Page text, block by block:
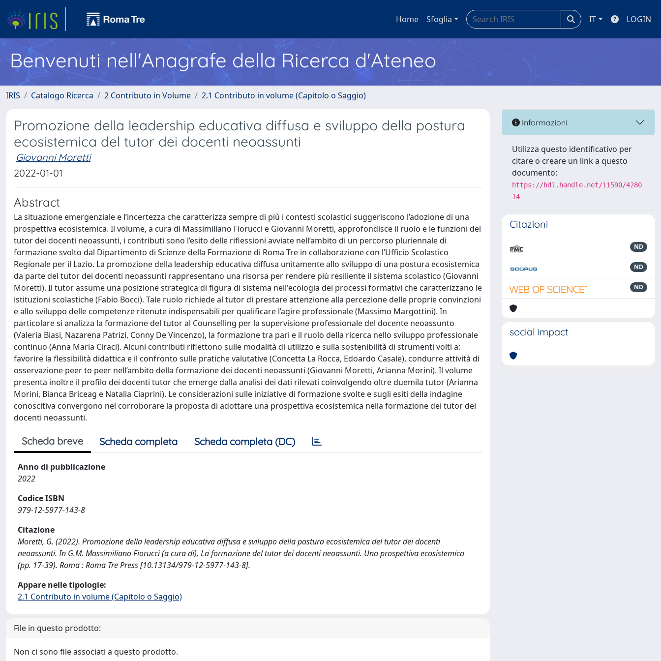
Home Sfoglia IT LOGIN
Benvenuti nell'Anagrafe della Ricerca d'Ateneo
IRIS Catalogo Ricerca 2 Contributo in Volume 2.1 Contributo in volume (Capitolo o Saggio)
Promozione della leadership educativa diffusa e sviluppo della postura
ecosistemica del tutor dei docenti neoassunti
Giovanni Moretti
2022-01-01
Abstract
La situazione emergenziale e l’incertezza che caratterizza sempre di più i contesti scolastici suggeriscono l’adozione di una
prospettiva ecosistemica. Il volume, a cura di Massimiliano Fiorucci e Giovanni Moretti, approfondisce il ruolo e le funzioni del
tutor dei docenti neoassunti, i contributi sono l’esito delle riflessioni avviate nell’ambito di un percorso pluriennale di
formazione svolto dal Dipartimento di Scienze della Formazione di Roma Tre in collaborazione con l’Ufficio Scolastico
Regionale per il Lazio. La promozione della leadership educativa diffusa unitamente allo sviluppo di una postura ecosistemica
da parte del tutor dei docenti neoassunti rappresentano una risorsa per rendere più resiliente il sistema scolastico (Giovanni
Moretti). Il tutor assume una posizione strategica di figura di sistema nell'ecologia dei processi formativi che caratterizzano le
istituzioni scolastiche (Fabio Bocci). Tale ruolo richiede al tutor di prestare attenzione alla percezione delle proprie convinzioni
e allo sviluppo delle competenze ritenute indispensabili per qualificare l’agire professionale (Massimo Margottini). In
particolare si analizza la formazione del tutor al Counselling per la supervisione professionale del docente neoassunto
(Valeria Biasi, Nazarena Patrizi, Conny De Vincenzo), la formazione tra pari e il ruolo della ricerca nello sviluppo professionale
continuo (Anna Maria Ciraci). Alcuni contributi riflettono sulle modalità di utilizzo e sulla sostenibilità di strumenti volti a:
favorire la flessibilità didattica e il confronto sulle pratiche valutative (Concetta La Rocca, Edoardo Casale), condurre attività di
osservazione peer to peer nell’ambito della formazione dei docenti neoassunti (Giovanni Moretti, Arianna Morini). Il volume
presenta inoltre il profilo dei docenti tutor che emerge dalla analisi dei dati rilevati coinvolgendo oltre duemila tutor (Arianna
Morini, Bianca Briceag e Natalia Ciaprini). Le considerazioni sulle iniziative di formazione svolte e sugli esiti della indagine
conoscitiva convergono nel corroborare la proposta di adottare una prospettiva ecosistemica nella formazione dei tutor dei
docenti neoassunti.
Scheda breve Scheda completa Scheda completa (DC)
Anno di pubblicazione
2022
Codice ISBN
979-12-5977-143-8
Citazione
Moretti, G. (2022). Promozione della leadership educativa diffusa e sviluppo della postura ecosistemica del tutor dei docenti
neoassunti. In G.M. Massimiliano Fiorucci (a cura di), La formazione del tutor dei docenti neoassunti. Una prospettiva ecosistemica
(pp. 17-39). Roma : Roma Tre Press [10.13134/979-12-5977-143-8].
Appare nelle tipologie:
2.1 Contributo in volume (Capitolo o Saggio)
File in questo prodotto:
Non ci sono file associati a questo prodotto.
Informazioni
Utilizza questo identificativo per
citare o creare un link a questo
documento:
https://hdl.handle.net/11590/4280
14
Citazioni
ND
ND
ND
social impact